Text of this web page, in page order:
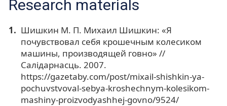
Research materials
Шишкин М. П. Михаил Шишкин: «Я
почувствовал себя крошечным колесиком
машины, производящей говно» //
Салiдарнасць. 2007.
https://gazetaby.com/post/mixail-shishkin-ya-
pochuvstvoval-sebya-kroshechnym-kolesikom-
mashiny-proizvodyashhej-govno/9524/